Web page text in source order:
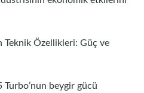
Teknik Özellikleri: Güç ve
beygir gücü